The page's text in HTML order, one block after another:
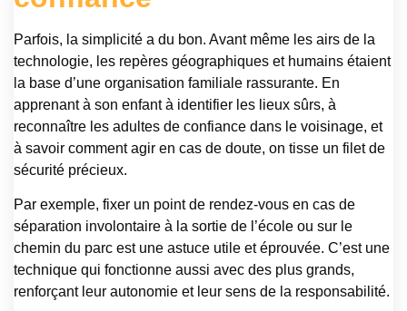
Parfois, la simplicité a du bon. Avant même les airs de la
technologie, les repères géographiques et humains étaient
la base d’une organisation familiale rassurante. En
apprenant à son enfant à identifier les lieux sûrs, à
reconnaître les adultes de confiance dans le voisinage, et
à savoir comment agir en cas de doute, on tisse un filet de
sécurité précieux.
Par exemple, fixer un point de rendez-vous en cas de
séparation involontaire à la sortie de l’école ou sur le
chemin du parc est une astuce utile et éprouvée. C’est une
technique qui fonctionne aussi avec des plus grands,
renforçant leur autonomie et leur sens de la responsabilité.